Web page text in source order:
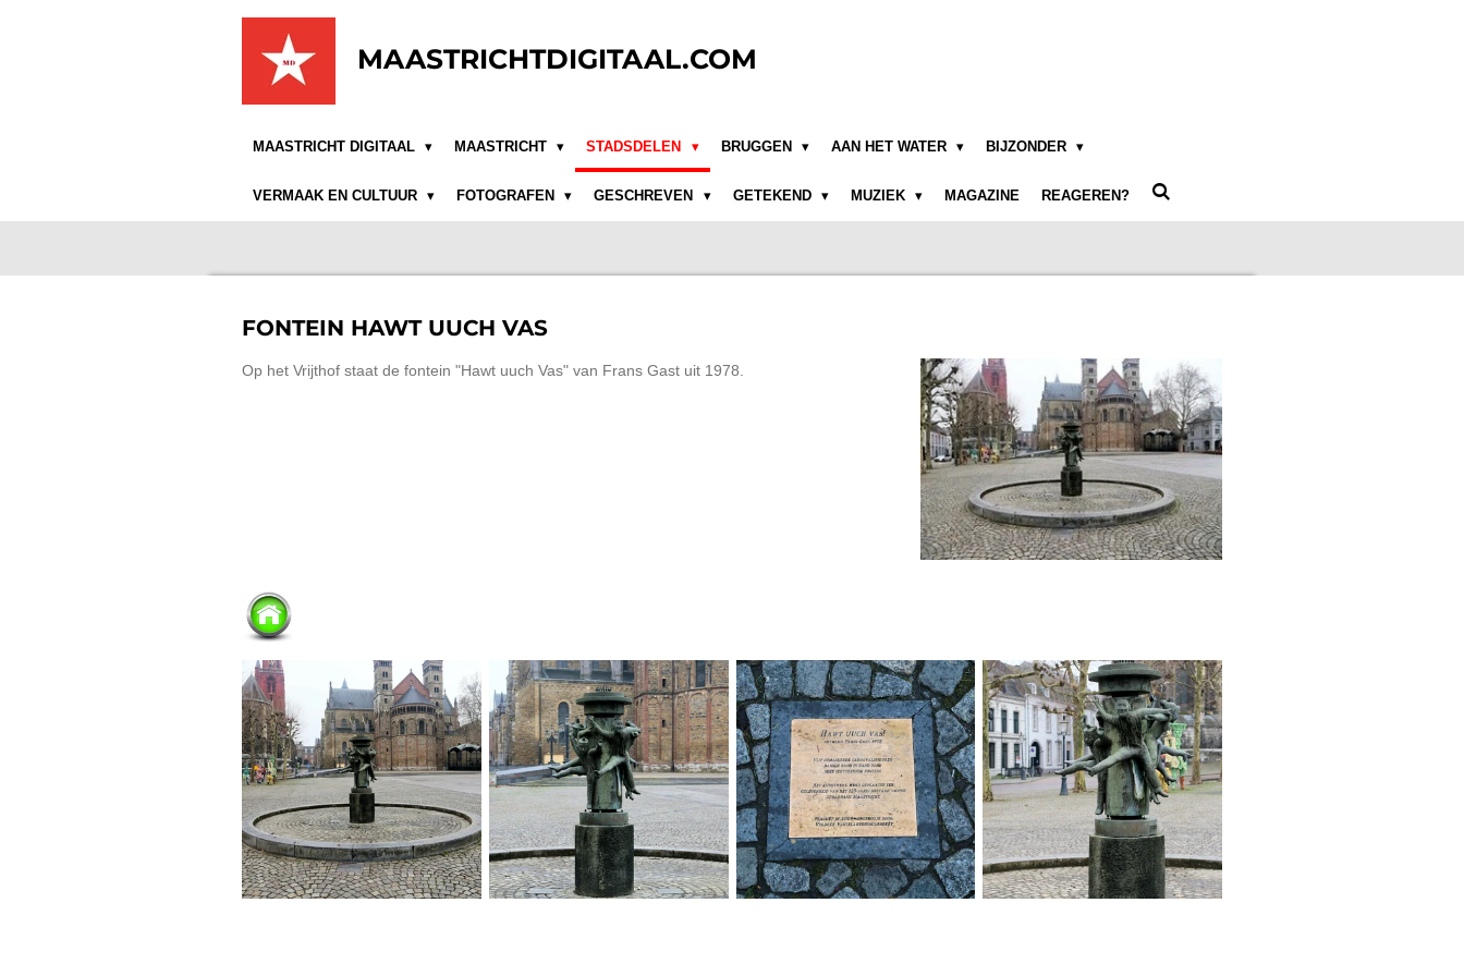
MAASTRICHTDIGITAAL.COM
MAASTRICHT DIGITAAL MAASTRICHT STADSDELEN BRUGGEN AAN HET WATER BIJZONDER
VERMAAK EN CULTUUR FOTOGRAFEN GESCHREVEN GETEKEND MUZIEK MAGAZINE REAGEREN?
FONTEIN HAWT UUCH VAS
Op het Vrijthof staat de fontein "Hawt uuch Vas" van Frans Gast uit 1978.